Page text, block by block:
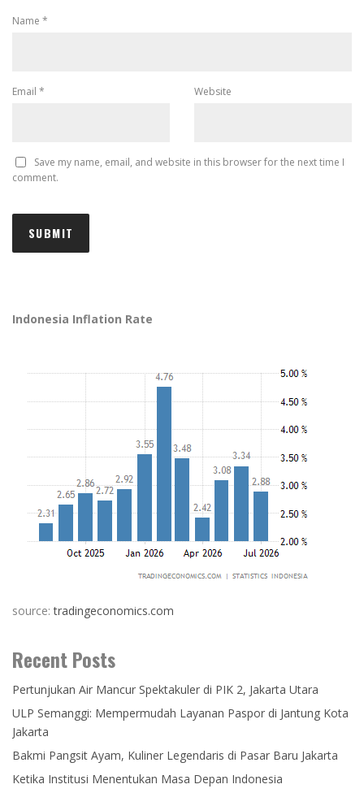
Name *
Email * Website
Save my name, email, and website in this browser for the next time I
comment.
Indonesia Inflation Rate
source:tradingeconomics.com
Recent Posts
Pertunjukan Air Mancur Spektakuler di PIK 2, Jakarta Utara
ULP Semanggi: Mempermudah Layanan Paspor di Jantung Kota
Jakarta
Bakmi Pangsit Ayam, Kuliner Legendaris di Pasar Baru Jakarta
Ketika Institusi Menentukan Masa Depan Indonesia